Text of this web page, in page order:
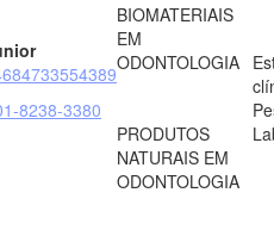
8238-3380
BIOMATERIAIS
EM
ODONTOLOGIA
PRODUTOS
NATURAIS EM
ODONTOLOGIA